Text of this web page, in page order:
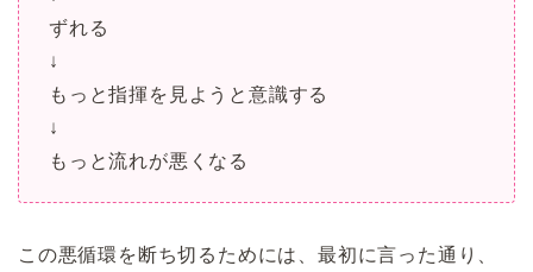
ずれる
↓
もっと指揮を見ようと意識する
↓
もっと流れが悪くなる
この悪循環を断ち切るためには、最初に言った通り、